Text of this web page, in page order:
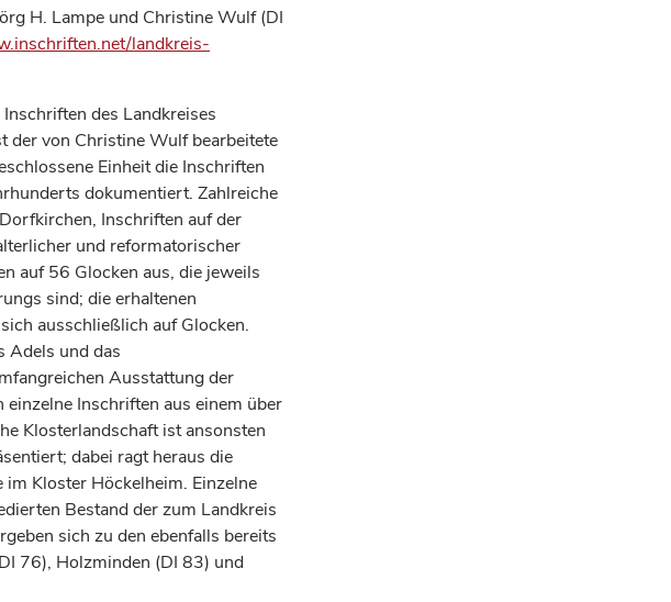
H. Lampe und Christine Wulf (DI
landkreis-
des Landkreises
von Christine Wulf bearbeitete
Einheit die Inschriften
dokumentiert. Zahlreiche
Inschriften auf der
und reformatorischer
auf 56 Glocken aus, die jeweils
sind; die erhaltenen
ausschließlich auf Glocken.
Adels und das
Ausstattung der
Inschriften aus einem über
Klosterlandschaft ist ansonsten
dabei ragt heraus die
Kloster Höckelheim. Einzelne
Bestand der zum Landkreis
sich zu den ebenfalls bereits
76), Holzminden (DI 83) und